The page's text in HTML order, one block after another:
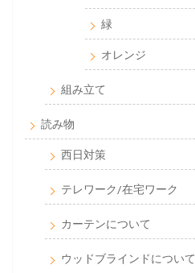
緑
オレンジ
組み立て
読み物
西日対策
テレワーク/在宅ワーク
カーテンについて
ウッドブラインドについて